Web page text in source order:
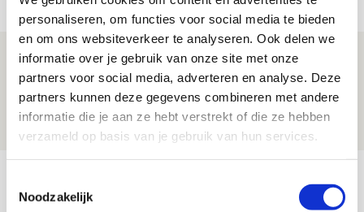
personaliseren, om functies voor social media te bieden
en om ons websiteverkeer te analyseren. Ook delen we
informatie over je gebruik van onze site met onze
partners voor social media, adverteren en analyse. Deze
partners kunnen deze gegevens combineren met andere
informatie die je aan ze hebt verstrekt of die ze hebben
verzameld op basis van je gebruik van hun services.
Noodzakelijk
NIEUWS
Spelen bij Jong Ajax of Ajax 1? Dat
maakt Abdalla ‘geen reet’ uit
08 AUGUSTUS 2026 - 10:04
AGENDA